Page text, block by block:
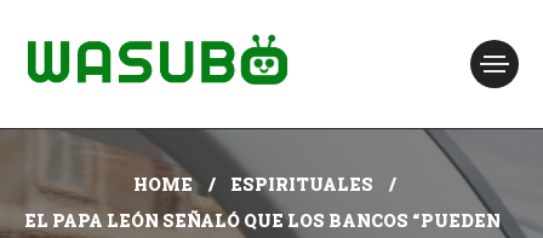
HOME
ESPIRITUALES
EL PAPA LEÓN SEÑALÓ QUE LOS BANCOS “PUEDEN